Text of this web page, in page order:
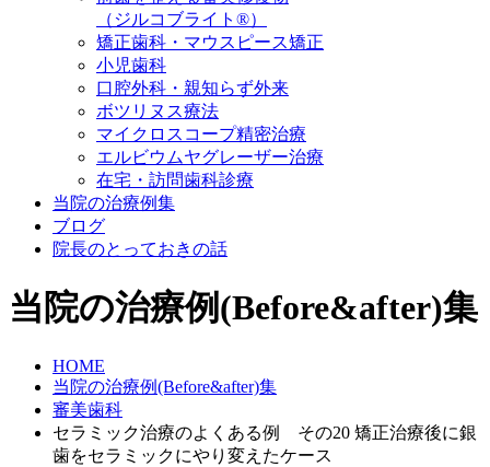
（ジルコブライト®）
矯正歯科・マウスピース矯正
小児歯科
口腔外科・親知らず外来
ボツリヌス療法
マイクロスコープ精密治療
エルビウムヤグレーザー治療
在宅・訪問歯科診療
当院の治療例集
ブログ
院長のとっておきの話
当院の治療例(Before&after)集
HOME
当院の治療例(Before&after)集
審美歯科
セラミック治療のよくある例 その20 矯正治療後に銀
歯をセラミックにやり変えたケース